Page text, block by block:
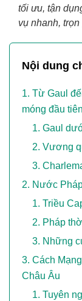
tối ưu, tận
vụ nhanh,
Nội dung
Từ Gaul
móng đầu
Gaul
Vương
Nước
Triều
Pháp
Những
Cách
Châu Âu
Tuyên